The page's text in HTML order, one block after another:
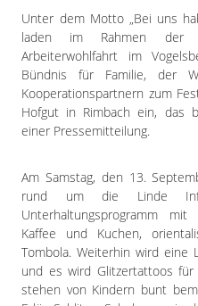
Schwalm
Fulda
Gießen
Impressum
Unter dem Motto „Bei uns
laden im Rahmen der
Arbeiterwohlfahrt im
Bündnis für Familie, der
Kooperationspartnern zum
Hofgut in Rimbach ein, das
einer Pressemitteilung.
Am Samstag, den 13.
rund um die Linde
Unterhaltungsprogramm
Kaffee und Kuchen,
Tombola. Weiterhin wird eine
und es wird Glitzertattoos
stehen von Kindern bunt